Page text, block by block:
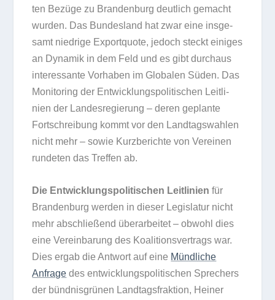
ten Bezüge zu Bran­den­burg deut­lich gemacht
wur­den. Das Bun­des­land hat zwar eine ins­ge­
samt nied­rige Export­quote, jedoch steckt eini­ges
an Dyna­mik in dem Feld und es gibt durch­aus
inter­es­sante Vor­ha­ben im Glo­ba­len Süden. Das
Moni­to­ring der Ent­wick­lungs­po­li­ti­schen Leit­li­
nien der Lan­des­re­gie­rung – deren geplante
Fort­schrei­bung kommt vor den Land­tags­wah­len
nicht mehr – sowie Kurz­be­richte von Ver­ei­nen
run­de­ten das Tref­fen ab.
Die Ent­wick­lungs­po­li­ti­schen Leit­li­nienfür
Bran­den­burg wer­den in die­ser Legis­la­tur nicht
mehr abschlie­ßend über­ar­bei­tet – obwohl dies
eine Ver­ein­ba­rung des Koali­ti­ons­ver­trags war.
Dies ergab die Ant­wort auf eine Münd­li­che
Anfrage des ent­wick­lungs­po­li­ti­schen Spre­chers
der bünd­nis­grü­nen Land­tags­frak­tion, Hei­ner